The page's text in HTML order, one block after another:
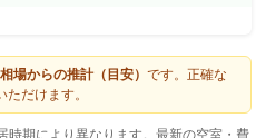
場からの推計（目安） です。正確な
だけます。
期により異なります。最新の空室・費